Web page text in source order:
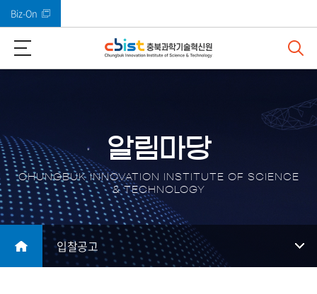
Biz-On
알림마당
CHUNGBUK INNOVATION INSTITUTE OF SCIENCE
& TECHNOLOGY
입찰공고